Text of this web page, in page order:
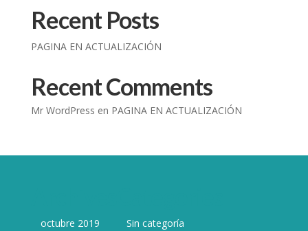
Recent Posts
PAGINA EN ACTUALIZACIÓN
Recent Comments
Mr WordPress en PAGINA EN ACTUALIZACIÓN
octubre 2019 Sin categoría